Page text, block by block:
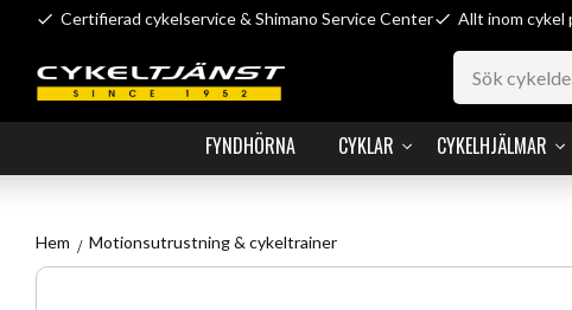
Certifierad cykelservice & Shimano Service Center Allt inom cykel
FYNDHÖRNA CYKLAR CYKELHJÄLMAR
Hem Motionsutrustning & cykeltrainer